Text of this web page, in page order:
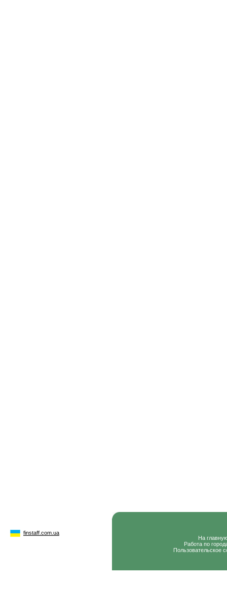
finstaff.com.ua
На
Работа по
Пользовательское